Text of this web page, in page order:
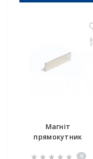
Магніт
прямокутник
0